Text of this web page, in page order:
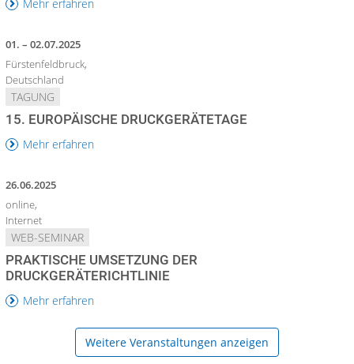
Mehr erfahren
01. – 02.07.2025
Fürstenfeldbruck,
Deutschland
TAGUNG
15. EUROPÄISCHE DRUCKGERÄTETAGE
Mehr erfahren
26.06.2025
online,
Internet
WEB-SEMINAR
PRAKTISCHE UMSETZUNG DER
DRUCKGERÄTERICHTLINIE
Mehr erfahren
Weitere Veranstaltungen anzeigen